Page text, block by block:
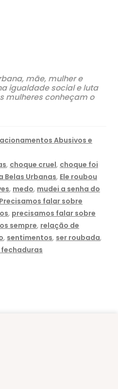
mãe, mulher e
igualdade social e luta
mulheres conheçam o
Abusivos e
, choque cruel, choque foi
Belas Urbanas, Ele roubou
, medo, mudei a senha do
Precisamos falar sobre
, precisamos falar sobre
sempre, relação de
, sentimentos, ser roubada,